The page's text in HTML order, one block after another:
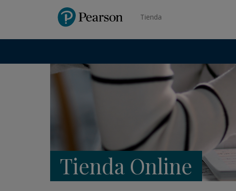
PearsonTienda
Tienda Online